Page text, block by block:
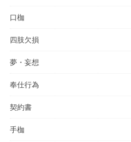
口枷
四肢欠損
夢・妄想
奉仕行為
契約書
手枷